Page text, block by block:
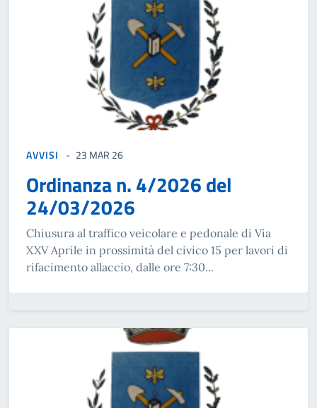
AVVISI 23 MAR 26
Ordinanza n. 4/2026 del
24/03/2026
Chiusura al traffico veicolare e pedonale di Via
XXV Aprile in prossimità del civico 15 per lavori di
rifacimento allaccio, dalle ore 7:30...